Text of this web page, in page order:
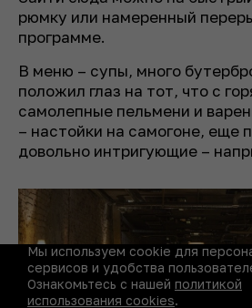
рюмку или намеренный
программе.
В меню – супы, много
положил глаз на тот, что с
самолепные пельмени и
– настойки на самогоне, еще
довольно интригующие –
Мы используем cookie для
сервисов и удобства
Ознакомьтесь с нашей политикой
использования cookies.